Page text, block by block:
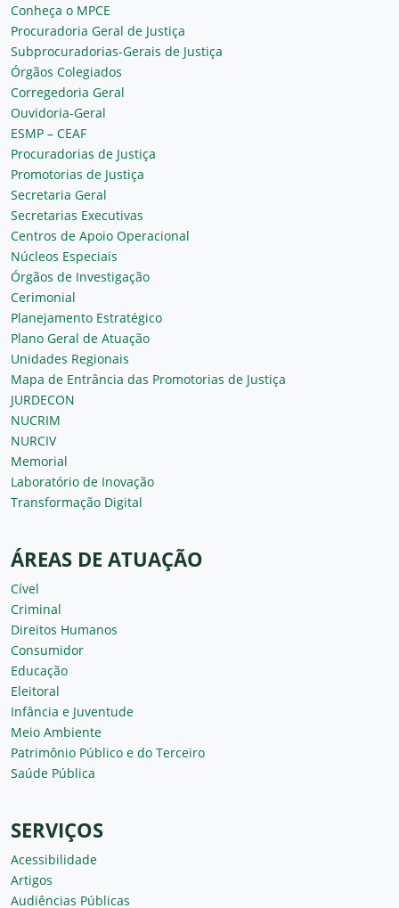
Conheça o MPCE
Procuradoria Geral de Justiça
Subprocuradorias-Gerais de Justiça
Órgãos Colegiados
Corregedoria Geral
Ouvidoria-Geral
ESMP – CEAF
Procuradorias de Justiça
Promotorias de Justiça
Secretaria Geral
Secretarias Executivas
Centros de Apoio Operacional
Núcleos Especiais
Órgãos de Investigação
Cerimonial
Planejamento Estratégico
Plano Geral de Atuação
Unidades Regionais
Mapa de Entrância das Promotorias de Justiça
JURDECON
NUCRIM
NURCIV
Memorial
Laboratório de Inovação
Transformação Digital
ÁREAS DE ATUAÇÃO
Cível
Criminal
Direitos Humanos
Consumidor
Educação
Eleitoral
Infância e Juventude
Meio Ambiente
Patrimônio Público e do Terceiro
Saúde Pública
SERVIÇOS
Acessibilidade
Artigos
Audiências Públicas